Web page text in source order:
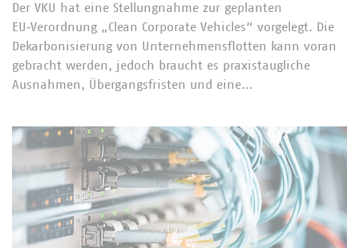
Der VKU hat eine Stellungnahme zur geplanten
EU‑Verordnung „Clean Corporate Vehicles“ vorgelegt. Die
Dekarbonisierung von Unternehmensflotten kann voran
gebracht werden, jedoch braucht es praxistaugliche
Ausnahmen, Übergangsfristen und eine…